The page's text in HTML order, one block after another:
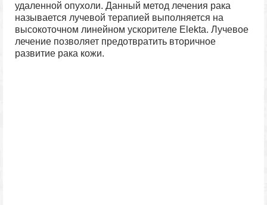
удаленной опухоли. Данный метод лечения рака
называется лучевой терапией выполняется на
высокоточном линейном ускорителе Elekta. Лучевое
лечение позволяет предотвратить вторичное
развитие рака кожи.